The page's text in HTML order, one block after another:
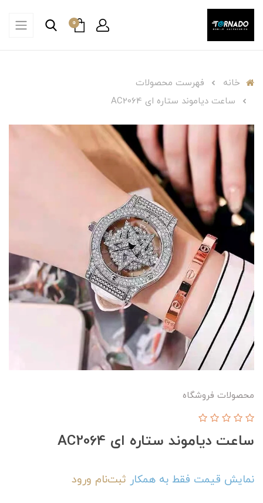
0
خانه
فهرست محصولات
ساعت دیاموند ستاره ای AC2064
محصولات فروشگاه
ساعت دیاموند ستاره ای AC2064
نمایش قیمت فقط به همکار ثبت‌نام ورود